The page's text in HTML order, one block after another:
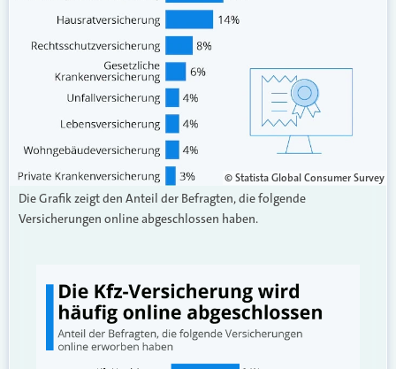
© Statista Global Consumer Survey
Die Grafik zeigt den Anteil der Befragten, die folgende
Versicherungen online abgeschlossen haben.